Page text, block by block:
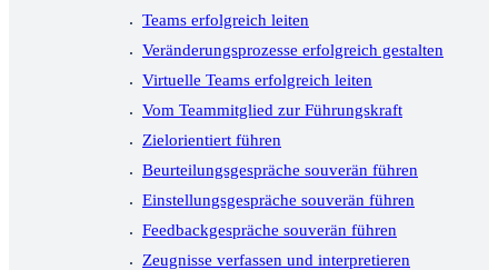
Teams erfolgreich leiten
Veränderungsprozesse erfolgreich gestalten
Virtuelle Teams erfolgreich leiten
Vom Teammitglied zur Führungskraft
Zielorientiert führen
Beurteilungsgespräche souverän führen
Einstellungsgespräche souverän führen
Feedbackgespräche souverän führen
Zeugnisse verfassen und interpretieren